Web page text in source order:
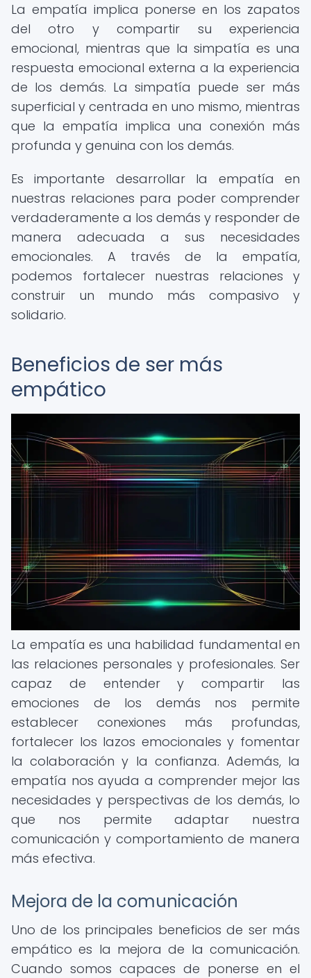
La empatía implica ponerse en los zapatos
del otro y compartir su experiencia
emocional, mientras que la simpatía es una
respuesta emocional externa a la experiencia
de los demás. La simpatía puede ser más
superficial y centrada en uno mismo, mientras
que la empatía implica una conexión más
profunda y genuina con los demás.
Es importante desarrollar la empatía en
nuestras relaciones para poder comprender
verdaderamente a los demás y responder de
manera adecuada a sus necesidades
emocionales. A través de la empatía,
podemos fortalecer nuestras relaciones y
construir un mundo más compasivo y
solidario.
Beneficios de ser más
empático
La empatía es una habilidad fundamental en
las relaciones personales y profesionales. Ser
capaz de entender y compartir las
emociones de los demás nos permite
establecer conexiones más profundas,
fortalecer los lazos emocionales y fomentar
la colaboración y la confianza. Además, la
empatía nos ayuda a comprender mejor las
necesidades y perspectivas de los demás, lo
que nos permite adaptar nuestra
comunicación y comportamiento de manera
más efectiva.
Mejora de la comunicación
Uno de los principales beneficios de ser más
empático es la mejora de la comunicación.
Cuando somos capaces de ponerse en el